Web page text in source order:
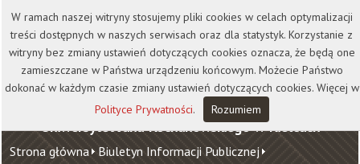
Kontakt Biblioteka
Wydawnictwo
Wirtualna Uczelnia
Uniwersytet Jana Kochanowskiego w Kielcach
Strona główna Biuletyn Informacji Publicznej
W ramach naszej witryny stosujemy pliki cookies w celach optymalizacji
treści dostępnych w naszych serwisach oraz dla statystyk. Korzystanie z
witryny bez zmiany ustawień dotyczących cookies oznacza, że będą one
zamieszczane w Państwa urządzeniu końcowym. Możecie Państwo
dokonać w każdym czasie zmiany ustawień dotyczących cookies. Więcej w
Polityce Prywatności. Rozumiem